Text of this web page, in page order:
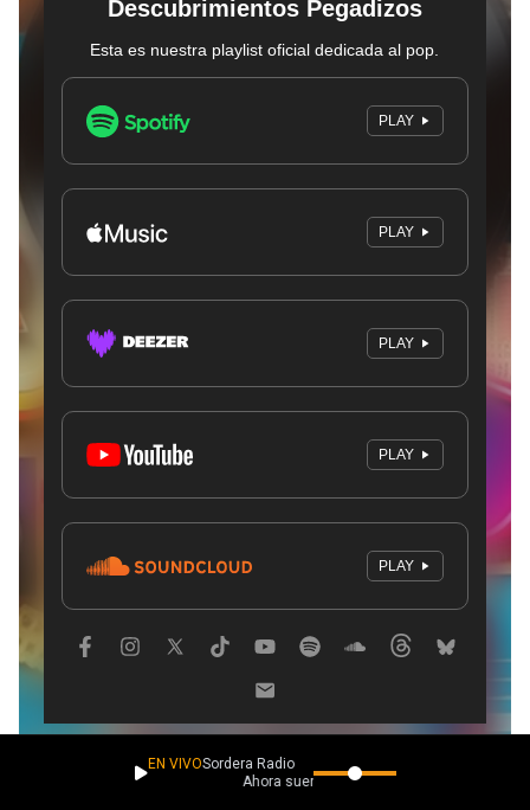
EN VIVOSordera Radio
Ahora suena